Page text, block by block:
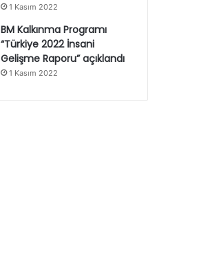
1 Kasım 2022
BM Kalkınma Programı
“Türkiye 2022 İnsani
Gelişme Raporu” açıklandı
1 Kasım 2022